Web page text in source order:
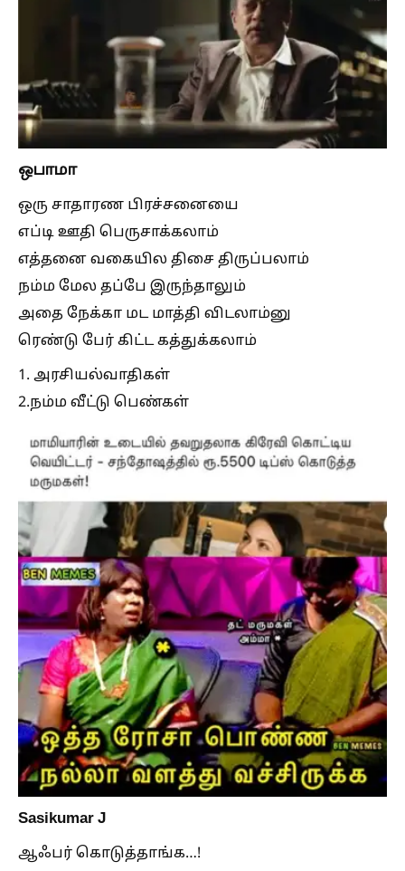
ஒபாமா
ஒரு சாதாரண பிரச்சனையை
எப்டி ஊதி பெருசாக்கலாம்
எத்தனை வகையில திசை திருப்பலாம்
நம்ம மேல தப்பே இருந்தாலும்
அதை நேக்கா மட மாத்தி விடலாம்னு
ரெண்டு பேர் கிட்ட கத்துக்கலாம்
1. அரசியல்வாதிகள்
2.நம்ம வீட்டு பெண்கள்
Sasikumar J
ஆஃபர் கொடுத்தாங்க…!